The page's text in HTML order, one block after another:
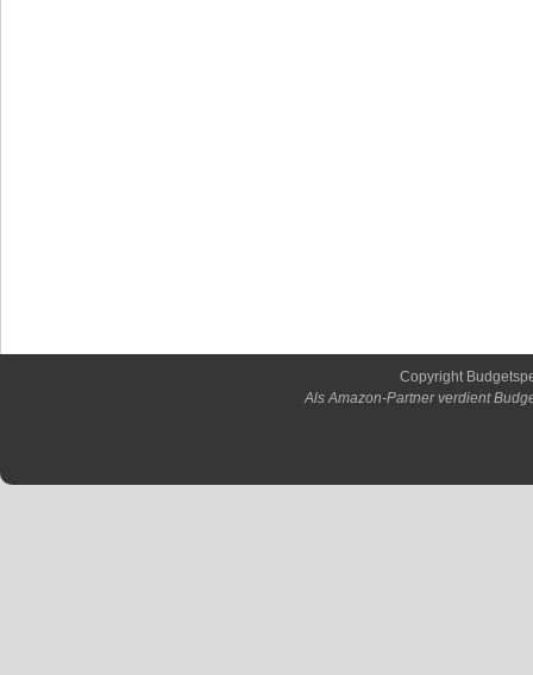
Copyright
Als Amazon-Partner verdient